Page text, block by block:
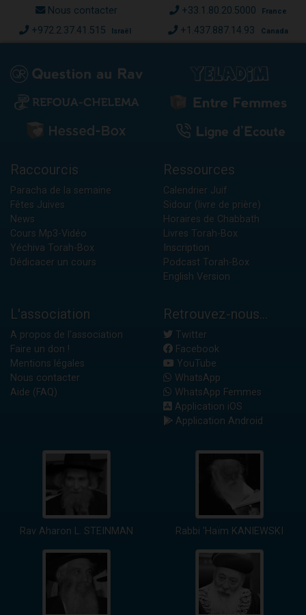
Nous contacter +33.1.80.20.5000 France
+972.2.37.41.515 Israël +1.437.887.14.93 Canada
Raccourcis
Paracha de la semaine
Fêtes Juives
News
Cours Mp3-Vidéo
Yéchiva Torah-Box
Dédicacer un cours
Ressources
Calendrier Juif
Sidour (livre de prière)
Horaires de Chabbath
Livres Torah-Box
Inscription
Podcast Torah-Box
English Version
L'association
A propos de l'association
Faire un don !
Mentions légales
Nous contacter
Aide (FAQ)
Retrouvez-nous...
Twitter
Facebook
YouTube
WhatsApp
WhatsApp Femmes
Application iOS
Application Android
Rav Aharon L. STEINMAN Rabbi 'Haïm KANIEWSKI